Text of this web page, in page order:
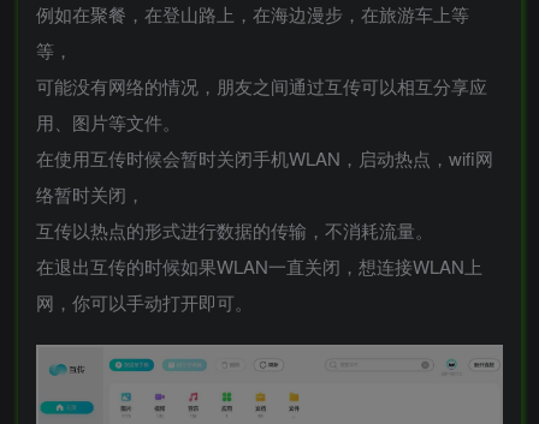
例如在聚餐，在登山路上，在海边漫步，在旅游车上等
等，
可能没有网络的情况，朋友之间通过互传可以相互分享应
用、图片等文件。
在使用互传时候会暂时关闭手机WLAN，启动热点，wifi网
络暂时关闭，
互传以热点的形式进行数据的传输，不消耗流量。
在退出互传的时候如果WLAN一直关闭，想连接WLAN上
网，你可以手动打开即可。